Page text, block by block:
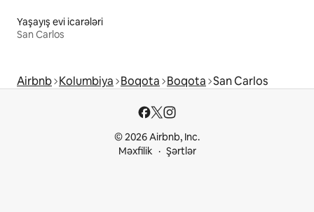
Yaşayış evi icarələri
San Carlos
Airbnb Kolumbiya Boqota Boqota San Carlos
© 2026 Airbnb, Inc.
Məxfilik
Şərtlər